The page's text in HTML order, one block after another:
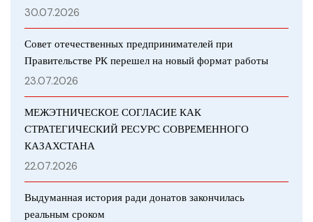
30.07.2026
Совет отечественных предпринимателей при
Правительстве РК перешел на новый формат работы
23.07.2026
МЕЖЭТНИЧЕСКОЕ СОГЛАСИЕ КАК
СТРАТЕГИЧЕСКИЙ РЕСУРС СОВРЕМЕННОГО
КАЗАХСТАНА
22.07.2026
Выдуманная история ради донатов закончилась
реальным сроком